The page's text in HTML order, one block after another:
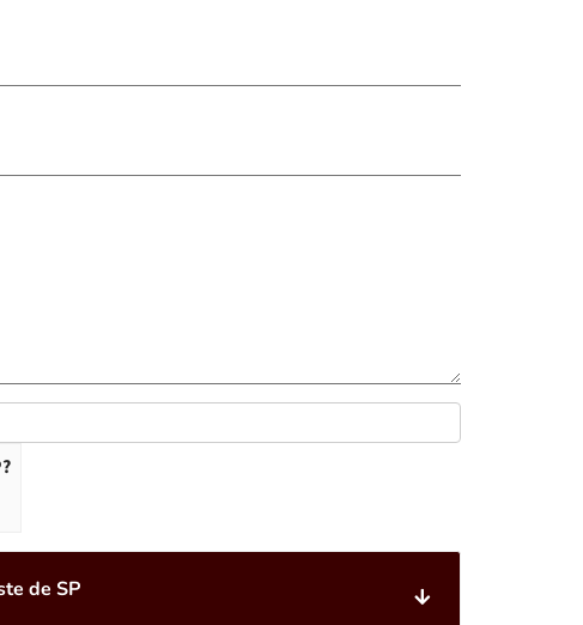
de SP